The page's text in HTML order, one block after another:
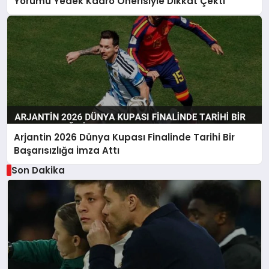
Arjantin 2026 Dünya Kupası Finalinde Tarihi Bir
Başarısızlığa İmza Attı
Son Dakika